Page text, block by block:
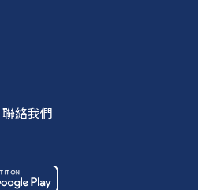
聯絡我們